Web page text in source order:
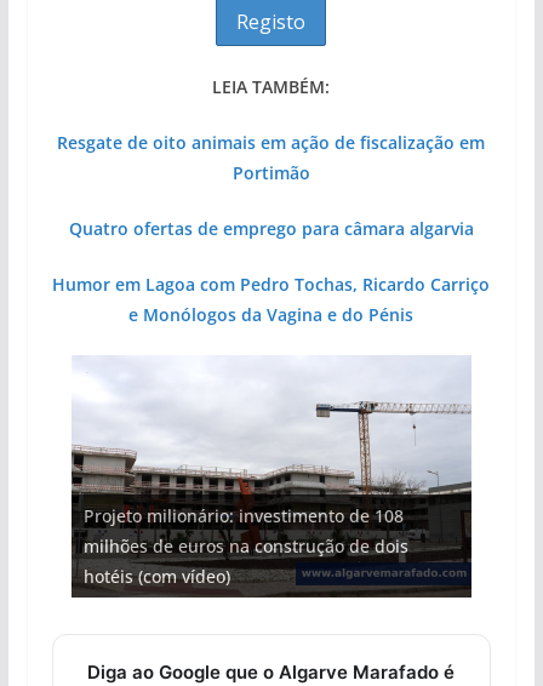
LEIA TAMBÉM:
Resgate de oito animais em ação de fiscalização em
Portimão
Quatro ofertas de emprego para câmara algarvia
Humor em Lagoa com Pedro Tochas, Ricardo Carriço
e Monólogos da Vagina e do Pénis
Projeto milionário: investimento de 108
milhões de euros na construção de dois
hotéis (com vídeo)
Tempestades roubam areia de praias e põem
arribas em risco no Algarve (com vídeo)
Milagre da água. Fontes emblemáticas do
Algarve voltam a ter vida (com vídeo)
Tapas do mar a 3 euros cada. Nova rota
gastronómica nasce no Algarve
Foto do dia: uma cidade algarvia que cresceu
entre redes e fábricas
Diga ao Google que o Algarve Marafado é